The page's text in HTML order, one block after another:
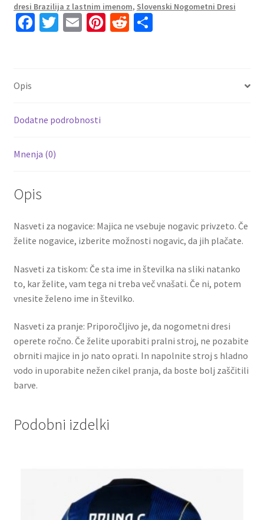
PELE
10
količina
dresi Brazilija z lastnim imenom, Slovenski Nogometni Dresi
Fa
k
T E Pi R S
Opis
Dodatne podrobnosti
Mnenja (0)
Opis
Nasveti za nogavice: Majica ne vsebuje nogavic privzeto. Če
želite nogavice, izberite možnosti nogavic, da jih plačate.
Nasveti za tiskom: Če sta ime in številka na sliki natanko
to, kar želite, vam tega ni treba več vnašati. Če ni, potem
vnesite želeno ime in številko.
Nasveti za pranje: Priporočljivo je, da nogometni dresi
operete ročno. Če želite uporabiti pralni stroj, ne pozabite
obrniti majice in jo nato oprati. In napolnite stroj s hladno
vodo in uporabite nežen cikel pranja, da boste bolj zaščitili
barve.
Podobni izdelki